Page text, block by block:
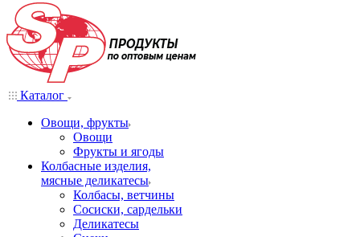
Каталог
Овощи, фрукты
Овощи
Фрукты и ягоды
Колбасные изделия,
мясные деликатесы
Колбасы, ветчины
Сосиски, сардельки
Деликатесы